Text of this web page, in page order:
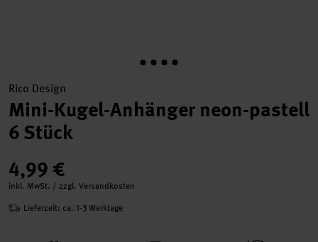
Rico Design
Mini-Kugel-Anhänger neon-pastell
6 Stück
4,99 €
inkl. MwSt. / zzgl. Versandkosten
Lieferzeit: ca. 1-3 Werktage